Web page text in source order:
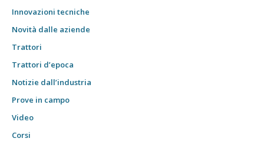
Innovazioni tecniche
Novità dalle aziende
Trattori
Trattori d’epoca
Notizie dall’industria
Prove in campo
Video
Corsi